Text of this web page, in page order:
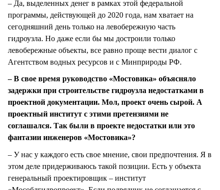
– Да, выделенных денег в рамках этой федеральной
программы, действующей до 2020 года, нам хватает на
сегодняшний день только на левобережную часть
гидроузла. Но даже если бы мы достроили только
левобережные объекты, все равно проще вести диалог с
Агентством водных ресурсов и с Минприроды РФ.
– В свое время руководство «Мостовика» объясняло
задержки при строительстве гидроузла недостатками в
проектной документации. Мол, проект очень сырой. А
проектный институт с этими претензиями не
соглашался. Так были в проекте недостатки или это
фантазии инженеров «Мостовика»?
– У нас у каждого есть свое мнение, свои предпочтения. Я в
этом деле придерживаюсь такой позиции. Есть у объекта
генеральный проектировщик – институт